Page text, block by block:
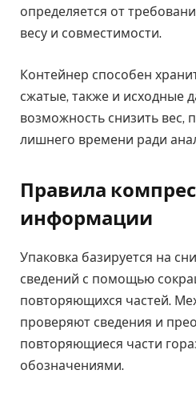
определяется от
весу и совместимости.
Контейнер способен
сжатые, также и исходные
возможность снизить вес,
лишнего времени ради
Правила
информации
Упаковка базируется на
сведений с помощью
повторяющихся частей.
проверяют сведения и
повторяющиеся части
обозначениями.